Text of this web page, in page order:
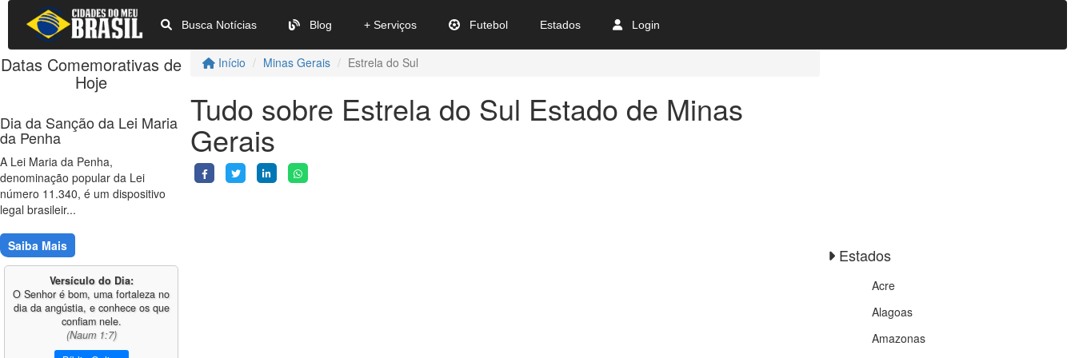
Busca Notícias Blog + Serviços Futebol Estados Login
Início Minas Gerais Estrela do Sul
Tudo sobre Estrela do Sul Estado de Minas
Gerais
Datas Comemorativas de
Hoje
Dia da Sanção da Lei Maria
da Penha
A Lei Maria da Penha,
denominação popular da Lei
número 11.340, é um dispositivo
legal brasileir...
Saiba Mais
Versículo do Dia:
O Senhor é bom, uma fortaleza no
dia da angústia, e conhece os que
confiam nele.
(Naum 1:7)
Estados
Acre
Alagoas
Amazonas